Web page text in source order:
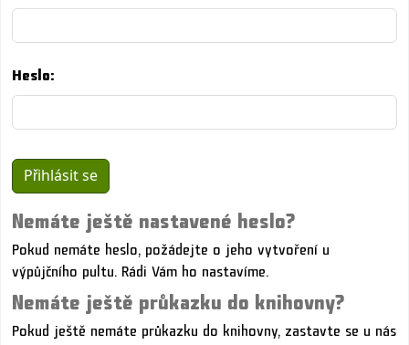
Heslo:
Nemáte ještě nastavené heslo?
Pokud nemáte heslo, požádejte o jeho vytvoření u
výpůjčního pultu. Rádi Vám ho nastavíme.
Nemáte ještě průkazku do knihovny?
Pokud ještě nemáte průkazku do knihovny, zastavte se u nás